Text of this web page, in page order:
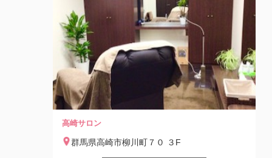
高崎サロン
群馬県高崎市柳川町７０ ３F